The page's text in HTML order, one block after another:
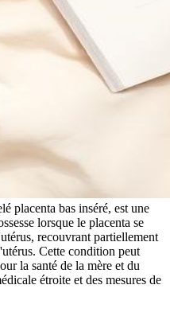
placenta bas inséré, est une
lorsque le placenta se
recouvrant partiellement
Cette condition peut
la santé de la mère et du
étroite et des mesures de